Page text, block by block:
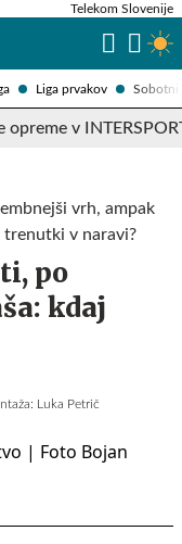
Liga prvakov Sobotni
v
Telekom Slovenije
vrh, ampak
trenutki v naravi?
po
kdaj
Luka Petrič